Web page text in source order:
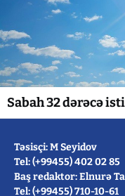
Sabah 32 dərəcə
Təsisçi: M Seyidov
Tel: (+99455) 402 02 85
Baş redaktor: Elnurə
Tel: (+99455) 710-10-61